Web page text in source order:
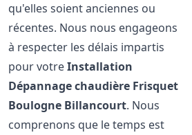
qu'elles soient anciennes ou
récentes. Nous nous engageons
à respecter les délais impartis
pour votreInstallation
Dépannage chaudière Frisquet
Boulogne Billancourt. Nous
comprenons que le temps est